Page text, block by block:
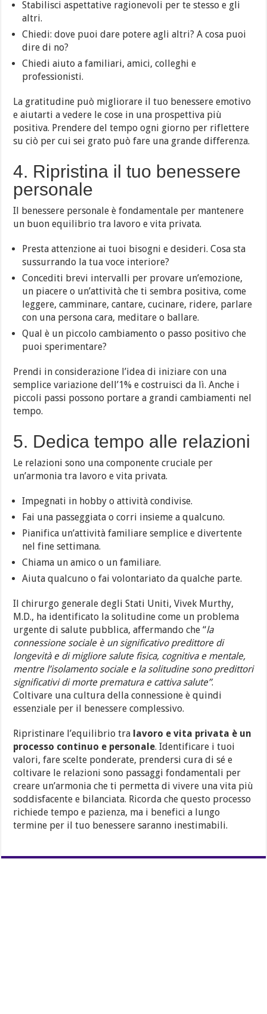
Stabilisci aspettative ragionevoli per te stesso e gli
altri.
Chiedi: dove puoi dare potere agli altri? A cosa puoi
dire di no?
Chiedi aiuto a familiari, amici, colleghi e
professionisti.
La gratitudine può migliorare il tuo benessere emotivo
e aiutarti a vedere le cose in una prospettiva più
positiva. Prendere del tempo ogni giorno per riflettere
su ciò per cui sei grato può fare una grande differenza.
4. Ripristina il tuo benessere
personale
Il benessere personale è fondamentale per mantenere
un buon equilibrio tra lavoro e vita privata.
Presta attenzione ai tuoi bisogni e desideri. Cosa sta
sussurrando la tua voce interiore?
Concediti brevi intervalli per provare un’emozione,
un piacere o un’attività che ti sembra positiva, come
leggere, camminare, cantare, cucinare, ridere, parlare
con una persona cara, meditare o ballare.
Qual è un piccolo cambiamento o passo positivo che
puoi sperimentare?
Prendi in considerazione l’idea di iniziare con una
semplice variazione dell’1% e costruisci da lì. Anche i
piccoli passi possono portare a grandi cambiamenti nel
tempo.
5. Dedica tempo alle relazioni
Le relazioni sono una componente cruciale per
un’armonia tra lavoro e vita privata.
Impegnati in hobby o attività condivise.
Fai una passeggiata o corri insieme a qualcuno.
Pianifica un’attività familiare semplice e divertente
nel fine settimana.
Chiama un amico o un familiare.
Aiuta qualcuno o fai volontariato da qualche parte.
Il chirurgo generale degli Stati Uniti, Vivek Murthy,
M.D., ha identificato la solitudine come un problema
urgente di salute pubblica, affermando che “la
connessione sociale è un significativo predittore di
longevità e di migliore salute fisica, cognitiva e mentale,
mentre l’isolamento sociale e la solitudine sono predittori
significativi di morte prematura e cattiva salute”.
Coltivare una cultura della connessione è quindi
essenziale per il benessere complessivo.
Ripristinare l’equilibrio tra lavoro e vita privata è un
processo continuo e personale. Identificare i tuoi
valori, fare scelte ponderate, prendersi cura di sé e
coltivare le relazioni sono passaggi fondamentali per
creare un’armonia che ti permetta di vivere una vita più
soddisfacente e bilanciata. Ricorda che questo processo
richiede tempo e pazienza, ma i benefici a lungo
termine per il tuo benessere saranno inestimabili.